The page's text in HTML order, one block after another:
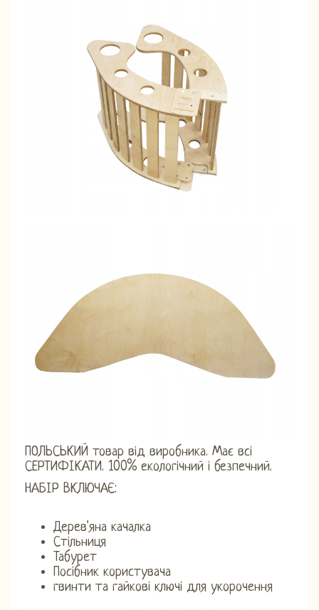
ПОЛЬСЬКИЙ товар від виробника. Має всі
СЕРТИФІКАТИ. 100% екологічний і безпечний.
НАБІР ВКЛЮЧАЄ:
Дерев'яна качалка
Стільниця
Табурет
Посібник користувача
гвинти та гайкові ключі для укорочення